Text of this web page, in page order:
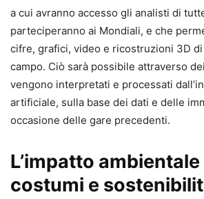
a cui avranno accesso gli analisti di
parteciperanno ai Mondiali, e che
cifre, grafici, video e ricostruzioni 3D
campo. Ciò sarà possibile attraverso
vengono interpretati e processati
artificiale, sulla base dei dati e delle
occasione delle gare precedenti.
L’impatto
costumi e